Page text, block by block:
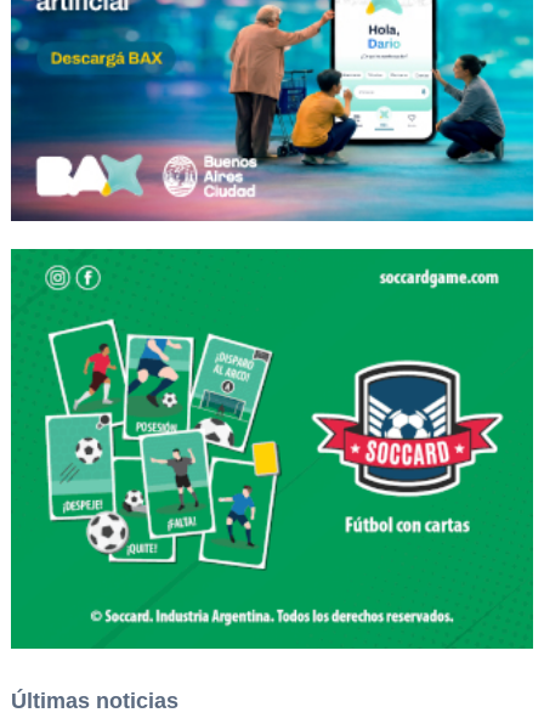
Últimas noticias